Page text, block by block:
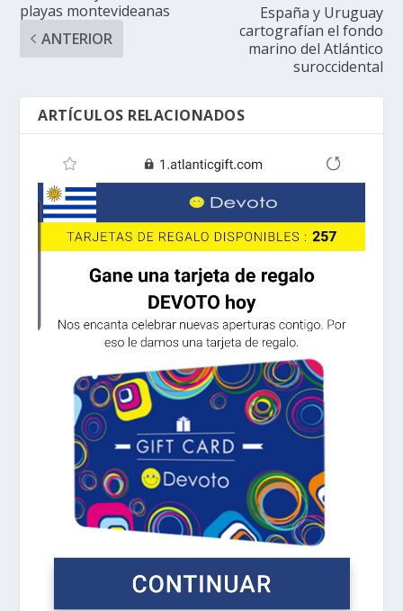
playas montevideanas
ANTERIOR
España y Uruguay
cartografían el fondo
marino del Atlántico
suroccidental
ARTÍCULOS RELACIONADOS